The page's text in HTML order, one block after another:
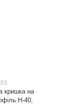
кришка на
H-40,